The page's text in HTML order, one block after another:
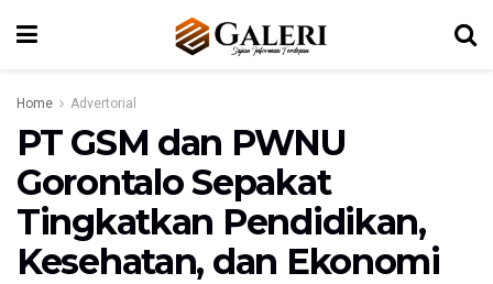
Home Advertorial
PT GSM dan PWNU
Gorontalo Sepakat
Tingkatkan Pendidikan,
Kesehatan, dan Ekonomi